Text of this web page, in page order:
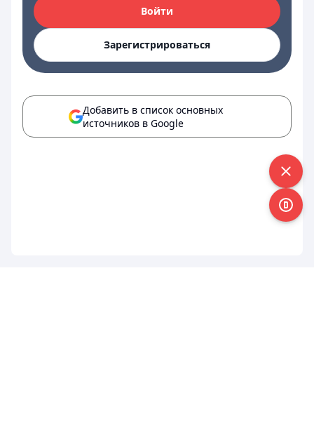
Войти
Зарегистрироваться
Добавить в список основных
источников в Google